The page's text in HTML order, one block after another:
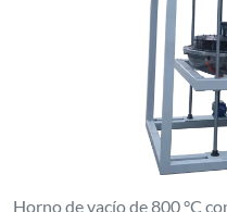
Horno de vacío de 800 °C